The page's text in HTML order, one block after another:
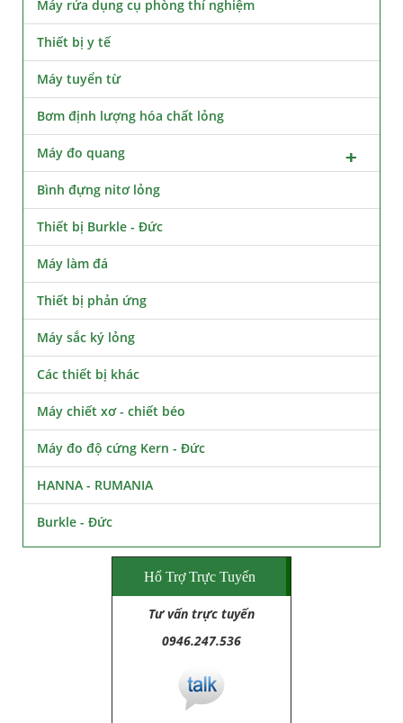
Máy rửa dụng cụ phòng thí nghiệm
Thiết bị y tế
Máy tuyển từ
Bơm định lượng hóa chất lỏng
Máy đo quang
Bình đựng nitơ lỏng
Thiết bị Burkle - Đức
Máy làm đá
Thiết bị phản ứng
Máy sắc ký lỏng
Các thiết bị khác
Máy chiết xơ - chiết béo
Máy đo độ cứng Kern - Đức
HANNA - RUMANIA
Burkle - Đức
Hổ Trợ Trực Tuyến
Tư vấn trực tuyến
0946.247.536